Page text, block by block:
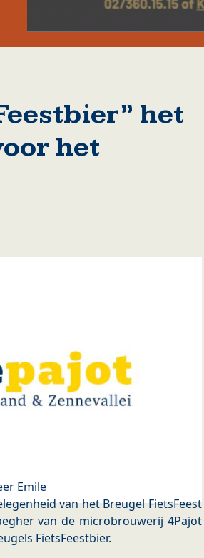
het
het
Emile
van het Breugel FietsFeest
van de microbrouwerij 4Pajot
FietsFeestbier.